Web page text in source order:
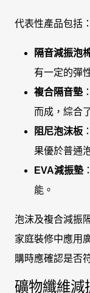
代表性產品包括：
隔音減振泡
有一定的彈
複合隔音墊
而成，綜合
阻尼泡沫板
果優於普通
EVA減振墊
能。
泡沫及複合減振
家庭裝修中應用
購時應確認是否
礦物纖維減